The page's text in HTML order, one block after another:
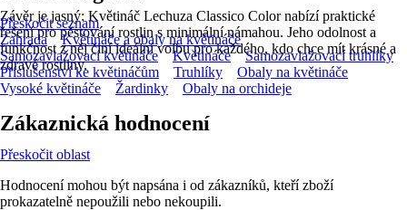
Závěr je jasný: Květináč Lechuza Classico Color nabízí praktické
řešení pro pěstování rostlin s minimální námahou. Jeho odolnost a
funkčnost z něj činí ideální volbu pro každého, kdo chce mít krásné a
zdravé rostliny.
Přeskočit seznam
Zahrada
Květináče a obaly na květináče
Samozavlažovací květináče
Květináče
Samozavlažovací truhlíky
Příslušenství ke květináčům
Truhlíky
Obaly na květináče
Vysoké květináče
Žardinky Obaly na orchideje
Zákaznická hodnocení
Přeskočit oblast
Hodnocení mohou být napsána i od zákazníků, kteří zboží
prokazatelně nepoužili nebo nekoupili.